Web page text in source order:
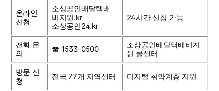
온라인
신청
소상공인배달택배
비지원.kr
소상공인24.kr
24시간 신청 가능
전화 문
의
☎ 1533-0500
소상공인배달택배비지
원 콜센터
방문 신
청
전국 77개 지역센터 디지털 취약계층 지원